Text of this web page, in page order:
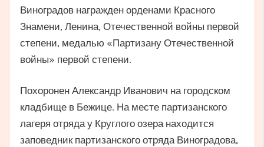
Виноградов награжден орденами Красного
Знамени, Ленина, Отечественной войны первой
степени, медалью «Партизану Отечественной
войны» первой степени.
Похоронен Александр Иванович на городском
кладбище в Бежице. На месте партизанского
лагеря отряда у Круглого озера находится
заповедник партизанского отряда Виноградова,